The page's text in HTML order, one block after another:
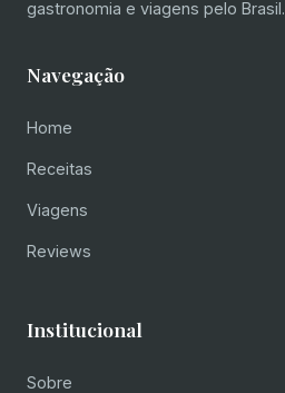
gastronomia e viagens pelo Brasil.
Navegação
Home
Receitas
Viagens
Reviews
Institucional
Sobre